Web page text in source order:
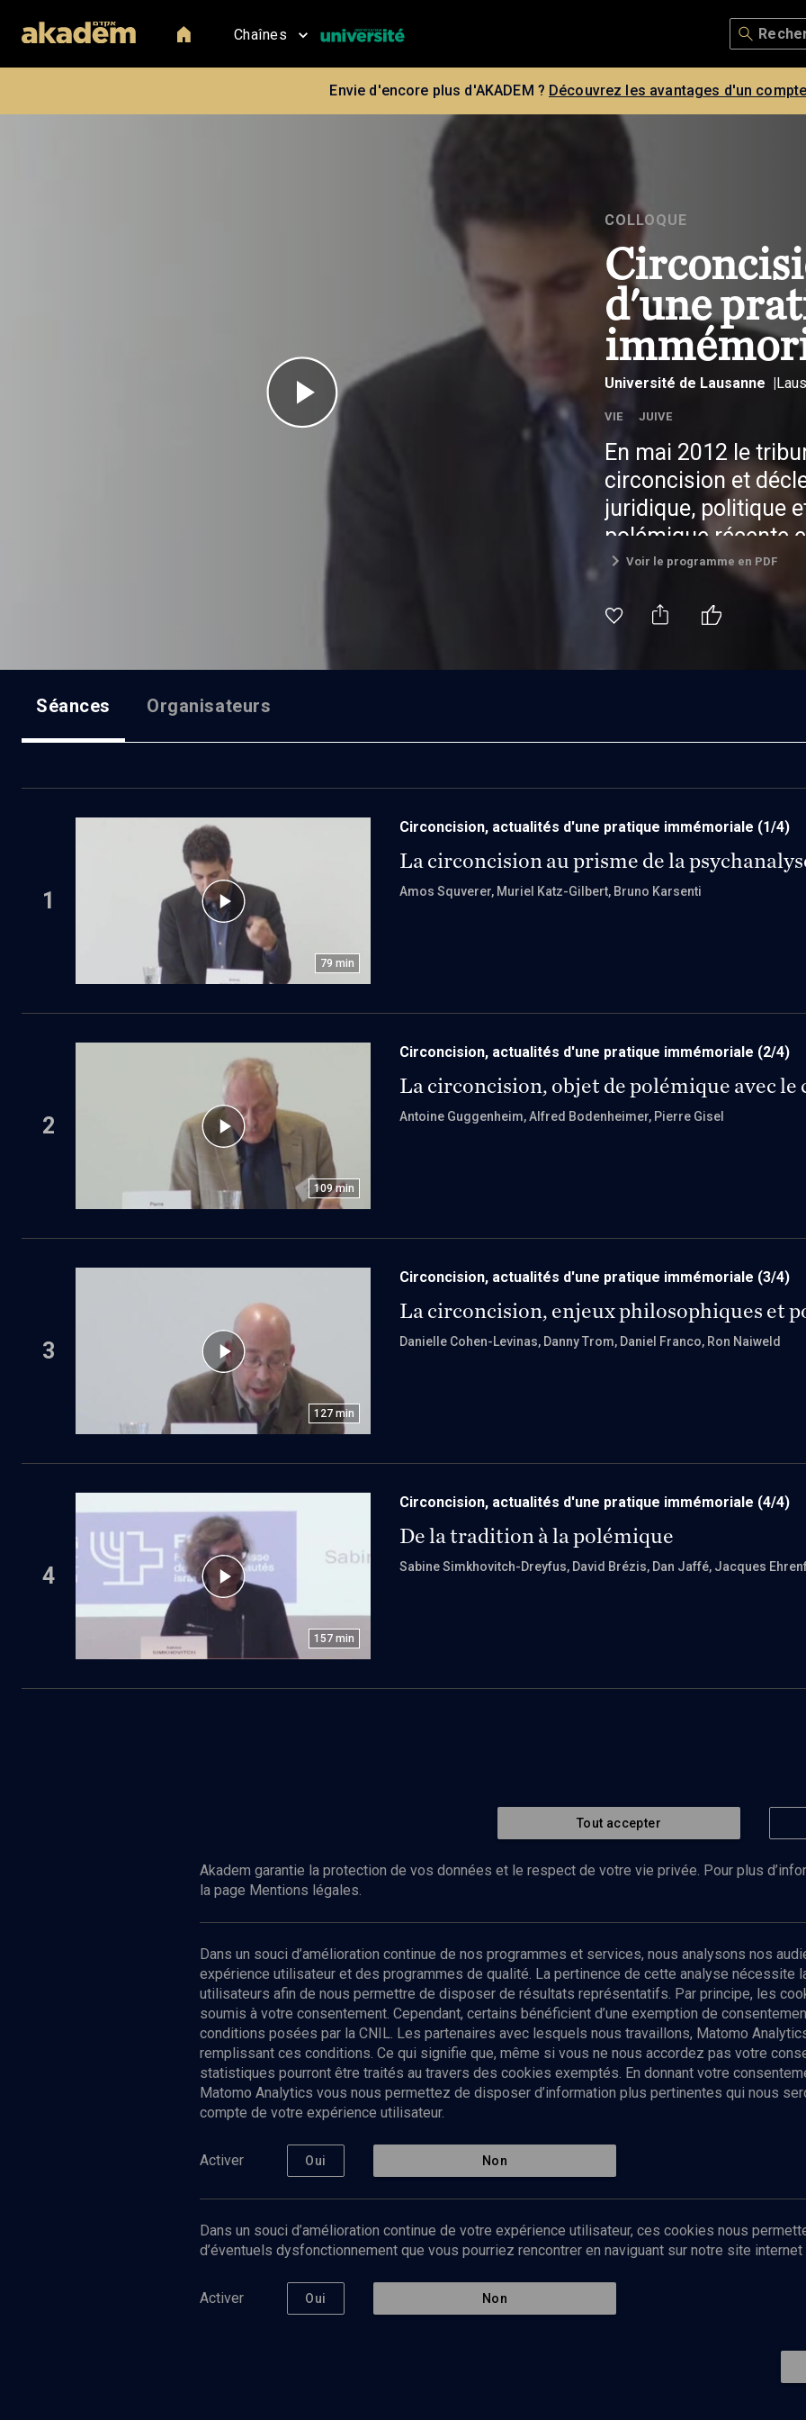
Chaînes
Envie d'encore plus d'AKADEM ? Découvrez les avantages d'un
COLLOQUE
d'une
Université de Lausanne
VIE JUIVE
En mai 2012 le
circoncision et
juridique, politique
polémique récente
le sens de cette
temps
juif. Elle apparaît
difficulté moderne
trouve son origine
historique irrésolue
de la nécessaire
corps et du libre
de la circoncision
Voir le programme en PDF
Séances Organisateurs
1
79 min
Circoncision, actualités d'une pratique immémoriale (1/4)
La circoncision au prisme de la
Amos Squverer, Muriel Katz-Gilbert, Bruno Karsenti
2
109 min
Circoncision, actualités d'une pratique immémoriale (2/4)
La circoncision, objet de polémique avec
Antoine Guggenheim, Alfred Bodenheimer, Pierre Gisel
3
127 min
Circoncision, actualités d'une pratique immémoriale (3/4)
La circoncision, enjeux philosophiques et
Danielle Cohen-Levinas, Danny Trom, Daniel Franco, Ron Naiweld
4
157 min
Circoncision, actualités d'une pratique immémoriale (4/4)
De la tradition à la polémique
Sabine Simkhovitch-Dreyfus, David Brézis, Dan Jaffé, Jacques
Abonnez-vous à notre newsletter
Envoyer
Nos Chaines
Culture
Limoud
Université
Podcast
Politique de protection des
personnelles
Mentions légales
Contact
Tout accepter
Akadem garantie la protection de vos données et le respect de votre vie privée. Pour plus
la page Mentions légales.
Dans un souci d’amélioration continue de nos programmes et services, nous analysons nos
expérience utilisateur et des programmes de qualité. La pertinence de cette analyse nécessite
utilisateurs afin de nous permettre de disposer de résultats représentatifs. Par principe, les
soumis à votre consentement. Cependant, certains bénéficient d’une exemption de
conditions posées par la CNIL. Les partenaires avec lesquels nous travaillons, Matomo
remplissant ces conditions. Ce qui signifie que, même si vous ne nous accordez pas votre
statistiques pourront être traités au travers des cookies exemptés. En donnant votre
Matomo Analytics vous nous permettez de disposer d’information plus pertinentes qui nous
compte de votre expérience utilisateur.
Activer Oui Non
Dans un souci d’amélioration continue de votre expérience utilisateur, ces cookies nous
d’éventuels dysfonctionnement que vous pourriez rencontrer en naviguant sur notre site internet
Activer Oui Non